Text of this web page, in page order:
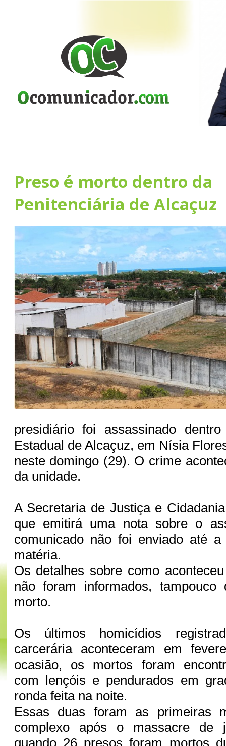
Preso é morto dentro da
Penitenciária de Alcaçuz
presidiário foi assassinado
Estadual de Alcaçuz, em Nísia
neste domingo (29). O crime
da unidade.
A Secretaria de Justiça e
que emitirá uma nota sobre o
comunicado não foi enviado até a
matéria.
Os detalhes sobre como
não foram informados,
morto.
Os últimos homicídios
carcerária aconteceram em
ocasião, os mortos foram
com lençóis e pendurados em
ronda feita na noite.
Essas duas foram as primeiras
complexo após o massacre de
quando 26 presos foram mortos